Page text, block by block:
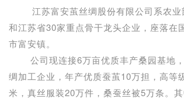
江苏富安茧丝绸股份有限公司系农业
和江苏省30家重点骨干龙头企业，座落在
市富安镇。
公司现连接6万亩优质丰产桑园基地，
绸加工企业，年产优质蚕茧10万担，高
米，真丝服装20万件，桑蚕丝被5万条。